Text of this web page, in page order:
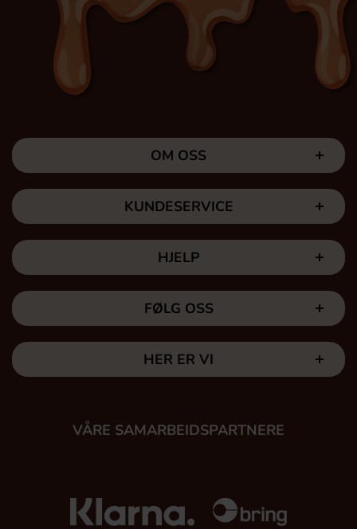
OM OSS
KUNDESERVICE
HJELP
FØLG OSS
HER ER VI
VÅRE SAMARBEIDSPARTNERE